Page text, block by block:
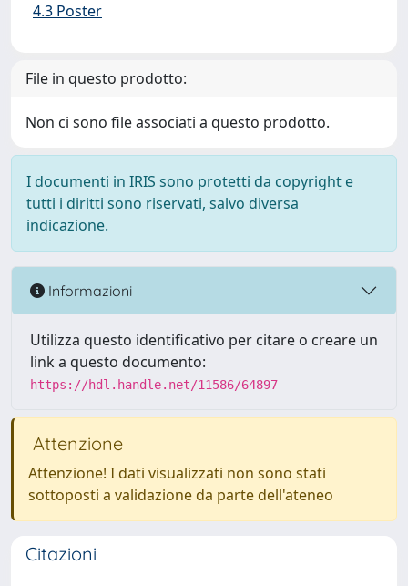
4.3 Poster
File in questo prodotto:
Non ci sono file associati a questo prodotto.
I documenti in IRIS sono protetti da copyright e
tutti i diritti sono riservati, salvo diversa
indicazione.
Informazioni
Utilizza questo identificativo per citare o creare un
link a questo documento:
https://hdl.handle.net/11586/64897
Attenzione
Attenzione! I dati visualizzati non sono stati
sottoposti a validazione da parte dell'ateneo
Citazioni